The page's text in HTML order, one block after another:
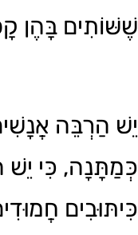
שֶׁשּׁוֹתִים בָּהֶן
יֵשׁ הַרְבֵּה
כְּמַתָּנָה, כִּי
כִּיתּוּבִים